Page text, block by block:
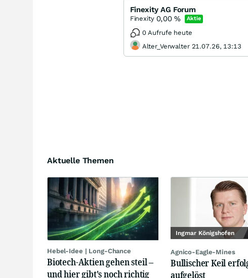
Finexity AG Forum
Finexity 0,00% Aktie
0 Aufrufe heute
Alter_Verwalter 21.07.26, 13:13
Aktuelle Themen
Hebel-Idee | Long-Chance
Biotech-Aktien gehen steil –
und hier gibt's noch richtig
Ingmar Königshofen
Agnico-Eagle-Mines
Bullischer Keil
aufgelöst